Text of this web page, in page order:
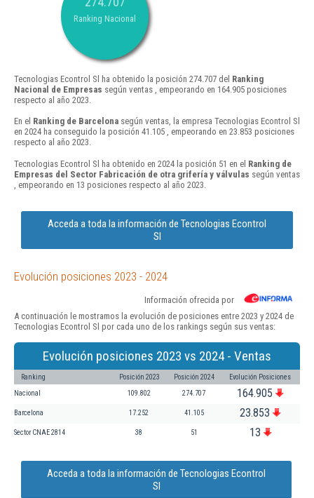
Ranking Nacional
Tecnologias Econtrol Sl ha obtenido la posición 274.707 del Ranking
Nacional de Empresas según ventas , empeorando en 164.905 posiciones
respecto al año 2023.
En el Ranking de Barcelona según ventas, la empresa Tecnologias Econtrol Sl
en 2024 ha conseguido la posición 41.105 , empeorando en 23.853 posiciones
respecto al año 2023.
Tecnologias Econtrol Sl ha obtenido en 2024 la posición 51 en el Ranking de
Empresas del Sector Fabricación de otra grifería y válvulas según ventas
, empeorando en 13 posiciones respecto al año 2023.
Acceda a toda la información de Tecnologias Econtrol
Sl
Evolución posiciones 2023 - 2024
Información ofrecida por
A continuación le mostramos la evolución de posiciones entre 2023 y 2024 de
Tecnologias Econtrol Sl por cada uno de los rankings según sus ventas:
Evolución posiciones 2023 vs 2024 - Ventas
Ranking Posición 2023 Posición 2024 Evolución Posiciones
Nacional 109.802 274.707 164.905
Barcelona 17.252 41.105 23.853
Sector CNAE 2814 38 51 13
Acceda a toda la información de Tecnologias Econtrol
Sl